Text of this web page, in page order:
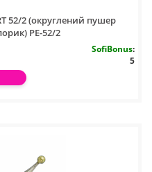
52/2 (округлений пушер
PЕ-52/2
SofiBonus:
5